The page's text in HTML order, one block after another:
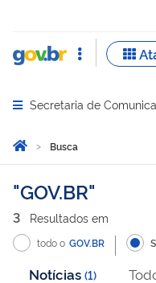
Abrir menu principal
Secretaria de
Você está aqui:
Página Inicial
Busca
Busca
GOV.BR
3 Resultados em
todo o GOV.BR
Notícias (1)